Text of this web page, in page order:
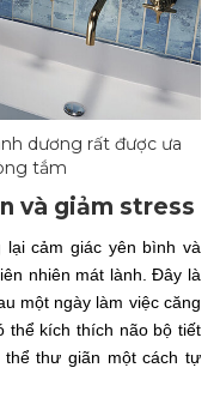
dương rất được ưa
tắm
và giảm stress
cảm giác yên bình và
nhiên mát lành. Đây là
một ngày làm việc căng
thể kích thích não bộ tiết
thư giãn một cách tự